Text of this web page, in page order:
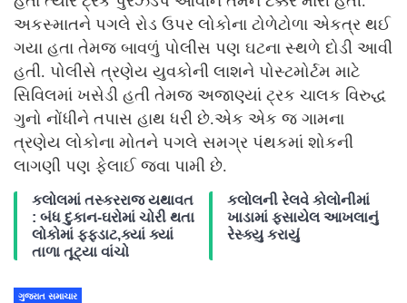
અકસ્માતને પગલે રોડ ઉપર લોકોના ટોળેટોળા એકત્ર થઈ
ગયા હતા તેમજ બાવળું પોલીસ પણ ઘટના સ્થળે દોડી આવી
હતી. પોલીસે ત્રણેય યુવકોની લાશને પોસ્ટમોર્ટમ માટે
સિવિલમાં ખસેડી હતી તેમજ અજાણ્યાં ટ્રક ચાલક વિરુદ્ધ
ગુનો નોંધીને તપાસ હાથ ધરી છે.એક એક જ ગામના
ત્રણેય લોકોના મોતને પગલે સમગ્ર પંથકમાં શોકની
લાગણી પણ ફેલાઈ જવા પામી છે.
કલોલમાં તસ્કરરાજ યથાવત
: બંધ દુકાન-ઘરોમાં ચોરી થતા
લોકોમાં ફફડાટ,ક્યાં ક્યાં
તાળા તૂટ્યા વાંચો
કલોલની રેલવે કોલોનીમાં
ખાડામાં ફસાયેલ આખલાનું
રેસ્ક્યુ કરાયું
ગુજરાત સમાચાર